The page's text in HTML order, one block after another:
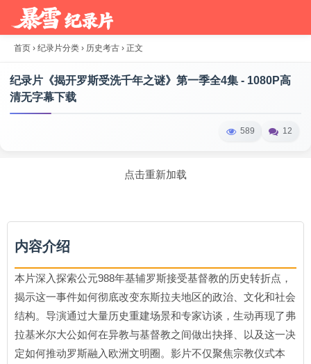
首页 › 纪录片分类 › 历史考古 › 正文
纪录片《揭开罗斯受洗千年之谜》第一季全4集 - 1080P高
清无字幕下载
589 12
点击重新加载
内容介绍
本片深入探索公元988年基辅罗斯接受基督教的历史转折点，
揭示这一事件如何彻底改变东斯拉夫地区的政治、文化和社会
结构。导演通过大量历史重建场景和专家访谈，生动再现了弗
拉基米尔大公如何在异教与基督教之间做出抉择、以及这一决
定如何推动罗斯融入欧洲文明圈。影片不仅聚焦宗教仪式本